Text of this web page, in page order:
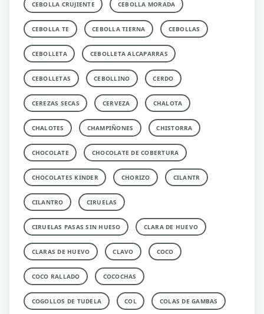
CEBOLLA CRUJIENTE CEBOLLA MORADA
CEBOLLA TE CEBOLLA TIERNA CEBOLLAS
CEBOLLETA CEBOLLETA ALCAPARRAS
CEBOLLETAS CEBOLLINO CERDO
CEREZAS SECAS CERVEZA CHALOTA
CHALOTES CHAMPIÑONES CHISTORRA
CHOCOLATE CHOCOLATE DE COBERTURA
CHOCOLATES KINDER CHORIZO CILANTR
CILANTRO CIRUELAS
CIRUELAS PASAS SIN HUESO CLARA DE HUEVO
CLARAS DE HUEVO CLAVO COCO
COCO RALLADO COCOCHAS
COGOLLOS DE TUDELA COL COLAS DE GAMBAS